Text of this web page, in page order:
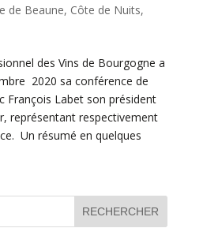
de Beaune, Côte de Nuits,
des Vins de Bourgogne a
2020 sa conférence de
François Labet son président
représentant respectivement
Un résumé en quelques